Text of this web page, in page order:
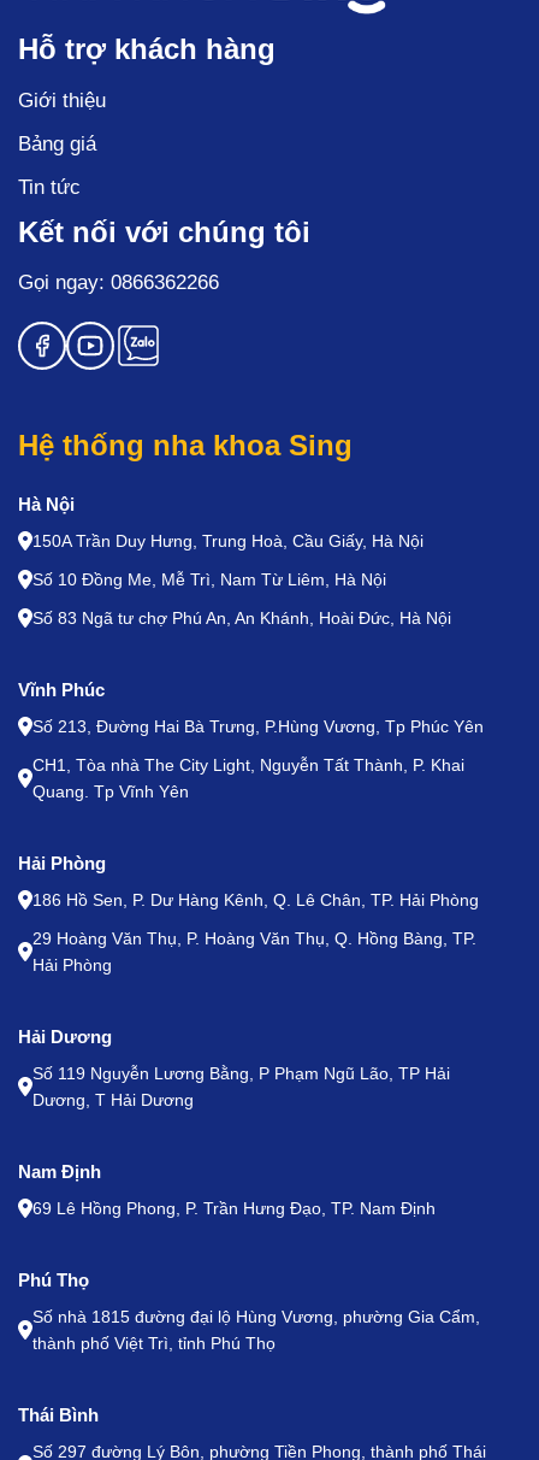
Hỗ trợ khách hàng
Giới thiệu
Bảng giá
Tin tức
Kết nối với chúng tôi
Gọi ngay: 0866362266
Hệ thống nha khoa Sing
Hà Nội
150A Trần Duy Hưng, Trung Hoà, Cầu Giấy, Hà Nội
Số 10 Đồng Me, Mễ Trì, Nam Từ Liêm, Hà Nội
Số 83 Ngã tư chợ Phú An, An Khánh, Hoài Đức, Hà Nội
Vĩnh Phúc
Số 213, Đường Hai Bà Trưng, P.Hùng Vương, Tp Phúc Yên
CH1, Tòa nhà The City Light, Nguyễn Tất Thành, P. Khai
Quang. Tp Vĩnh Yên
Hải Phòng
186 Hồ Sen, P. Dư Hàng Kênh, Q. Lê Chân, TP. Hải Phòng
29 Hoàng Văn Thụ, P. Hoàng Văn Thụ, Q. Hồng Bàng, TP.
Hải Phòng
Hải Dương
Số 119 Nguyễn Lương Bằng, P Phạm Ngũ Lão, TP Hải
Dương, T Hải Dương
Nam Định
69 Lê Hồng Phong, P. Trần Hưng Đạo, TP. Nam Định
Phú Thọ
Số nhà 1815 đường đại lộ Hùng Vương, phường Gia Cẩm,
thành phố Việt Trì, tỉnh Phú Thọ
Thái Bình
Số 297 đường Lý Bôn, phường Tiền Phong, thành phố Thái